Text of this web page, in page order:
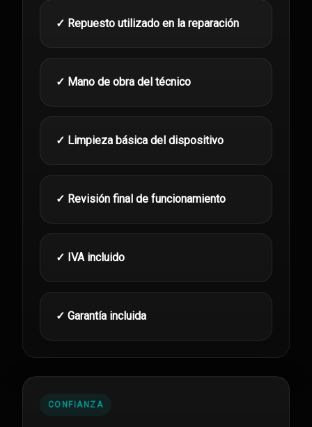
✓ Repuesto utilizado en la reparación
✓ Mano de obra del técnico
✓ Limpieza básica del dispositivo
✓ Revisión final de funcionamiento
✓ IVA incluido
✓ Garantía incluida
CONFIANZA